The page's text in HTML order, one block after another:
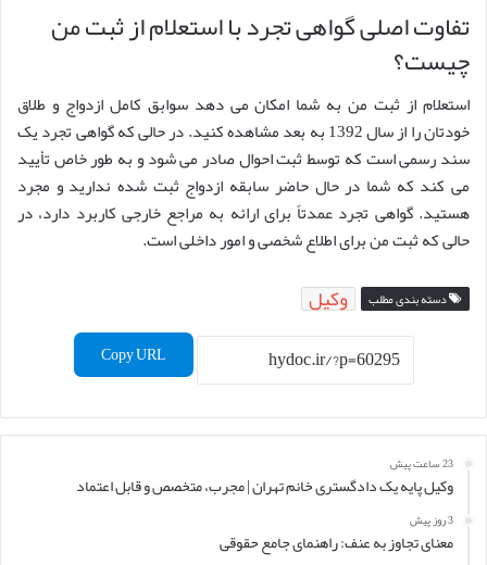
تفاوت اصلی گواهی تجرد با استعلام از ثبت من
چیست؟
استعلام از ثبت من به شما امکان می دهد سوابق کامل ازدواج و طلاق
خودتان را از سال 1392 به بعد مشاهده کنید. در حالی که گواهی تجرد یک
سند رسمی است که توسط ثبت احوال صادر می شود و به طور خاص تأیید
می کند که شما در حال حاضر سابقه ازدواج ثبت شده ندارید و مجرد
هستید. گواهی تجرد عمدتاً برای ارائه به مراجع خارجی کاربرد دارد، در
حالی که ثبت من برای اطلاع شخصی و امور داخلی است.
دسته بندی مطلب وکیل
Copy URL
23 ساعت پیش
وکیل پایه یک دادگستری خانم تهران | مجرب، متخصص و قابل اعتماد
3 روز پیش
معنای تجاوز به عنف: راهنمای جامع حقوقی